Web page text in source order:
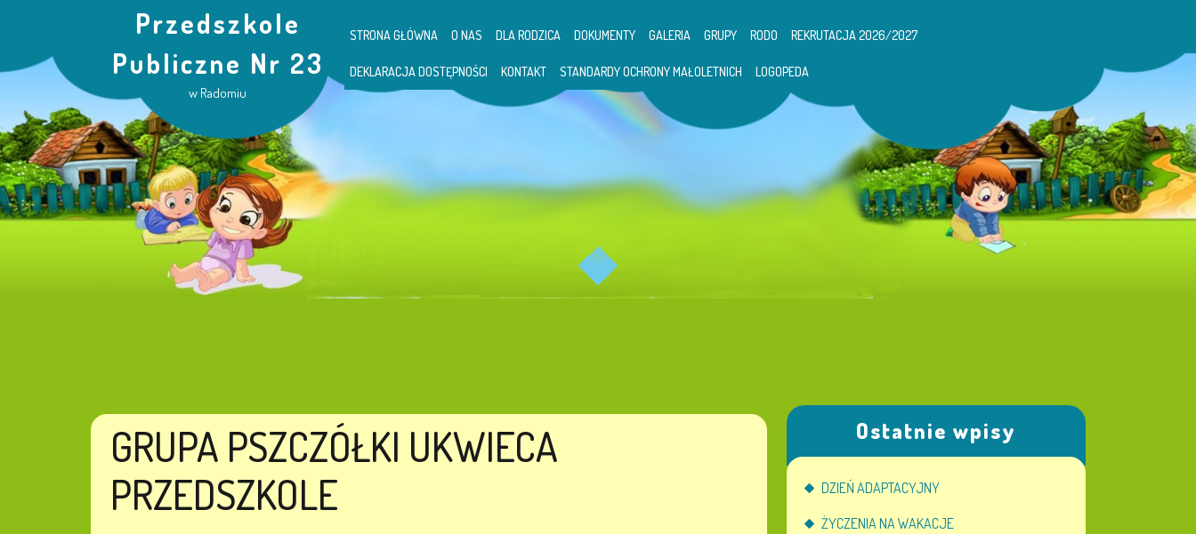
Przedszkole
Publiczne Nr 23
w Radomiu
STRONA GŁÓWNA O NAS DLA RODZICA DOKUMENTY GALERIA GRUPY RODO REKRUTACJA 2026/2027
DEKLARACJA DOSTĘPNOŚCI KONTAKT STANDARDY OCHRONY MAŁOLETNICH LOGOPEDA
GRUPA PSZCZÓŁKI UKWIECA
PRZEDSZKOLE
Ostatnie wpisy
DZIEŃ ADAPTACYJNY
ŻYCZENIA NA WAKACJE